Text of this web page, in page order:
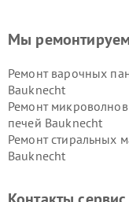
Мы
Ремонт варочных
Bauknecht
Ремонт
печей Bauknecht
Ремонт стиральных
Bauknecht